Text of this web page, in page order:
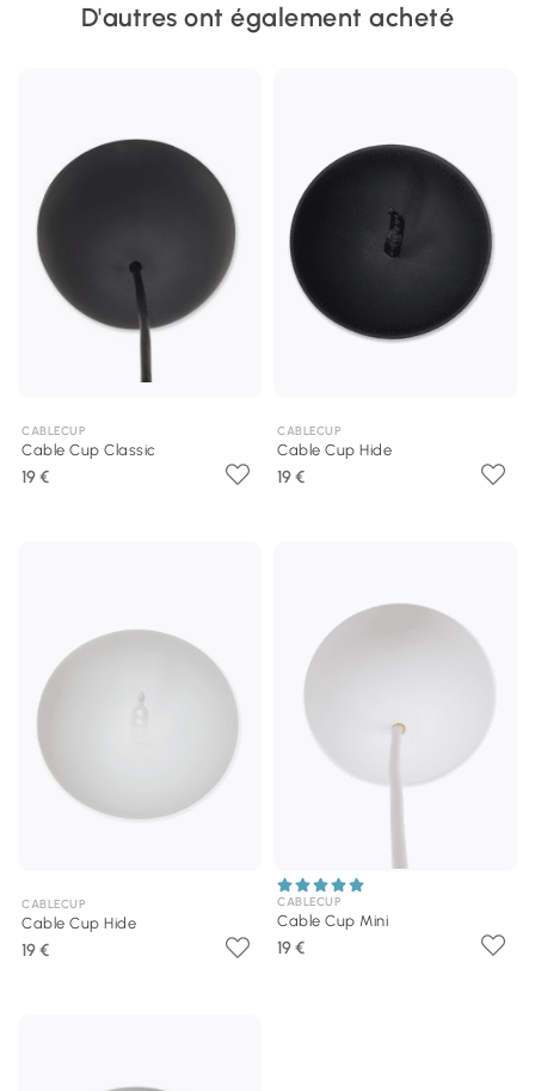
D'autres ont également acheté
CABLECUP
Cable Cup Classic
19 €
CABLECUP
Cable Cup Hide
19 €
CABLECUP
Cable Cup Hide
19 €
CABLECUP
Cable Cup Mini
19 €